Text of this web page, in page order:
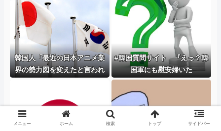
応】
韓国人「最近の日本アニメ業
界の勢力図を変えたと言われ
＝韓国の反応
#韓国質問サイト 『えっ？韓
国軍にも慰安婦いた
の？！』、『あれは売春婦
だ！一緒にするな！』
メニュー ホーム 検索 トップ サイドバー